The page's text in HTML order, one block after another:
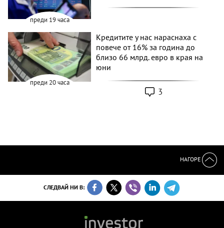
преди 19 часа
преди 20 часа
Кредитите у нас нараснаха с
повече от 16% за година до
близо 66 млрд. евро в края на
юни
3
НАГОРЕ
СЛЕДВАЙ НИ В: